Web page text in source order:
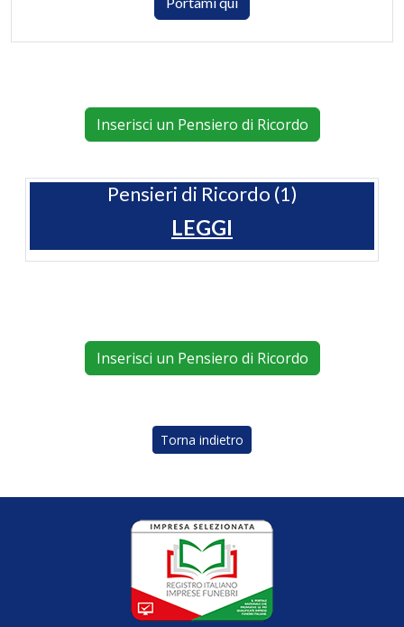
Inserisci un Pensiero di Ricordo
Pensieri di Ricordo (1)
LEGGI
Inserisci un Pensiero di Ricordo
Torna indietro